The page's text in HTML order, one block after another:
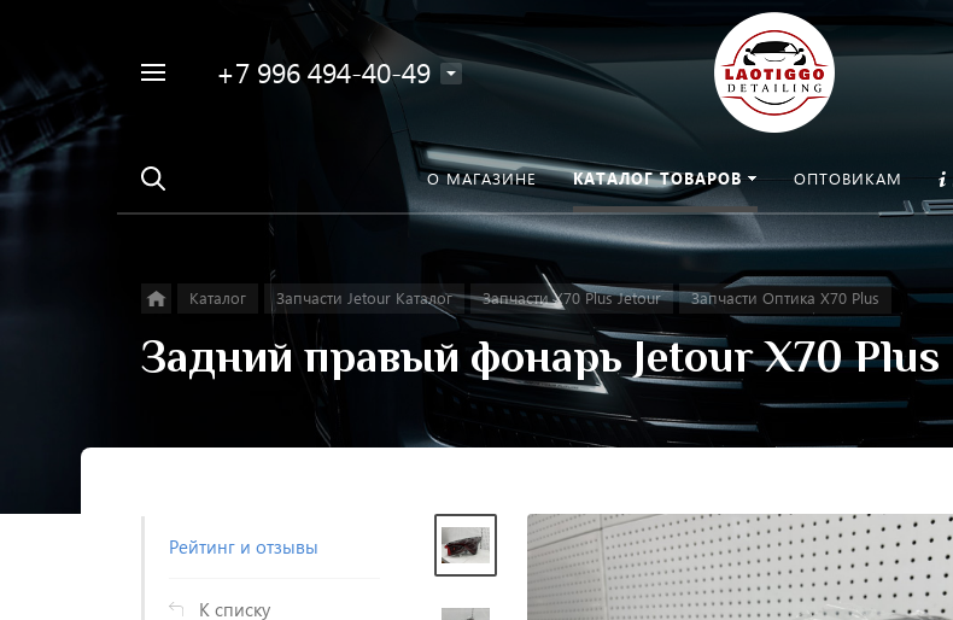
Например,
Фара
+7 996 494-40-49
О МАГАЗИНЕ КАТАЛОГ ТОВАРОВ ОПТОВИКАМ
Каталог Запчасти Jetour Каталог Запчасти X70 Plus Jetour Запчасти Оптика X70 Plus
Задний правый фонарь Jetour X70 Plus
Рейтинг и отзывы
К списку